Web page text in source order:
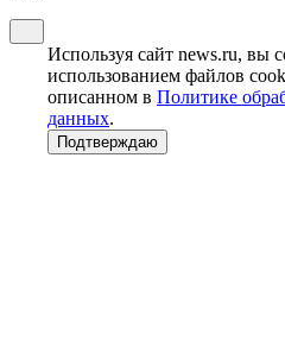
Используя сайт news.ru, вы
использованием файлов
описанном в Политике
данных.
Подтверждаю